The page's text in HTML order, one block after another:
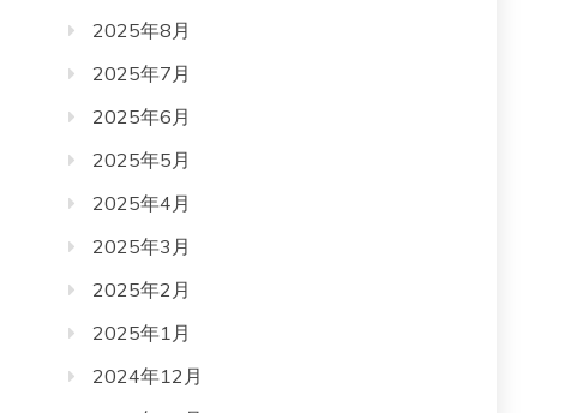
2025年8月
2025年7月
2025年6月
2025年5月
2025年4月
2025年3月
2025年2月
2025年1月
2024年12月